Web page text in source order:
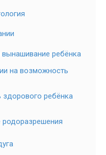
ребёнка
на возможность
здорового ребёнка
родоразрешения